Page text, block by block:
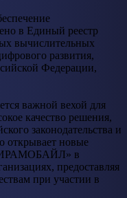
в Единый реестр
вычислительных
развития,
Федерации,
важной вехой для
качество решения,
законодательства и
открывает новые
в
предоставляя
при участии в